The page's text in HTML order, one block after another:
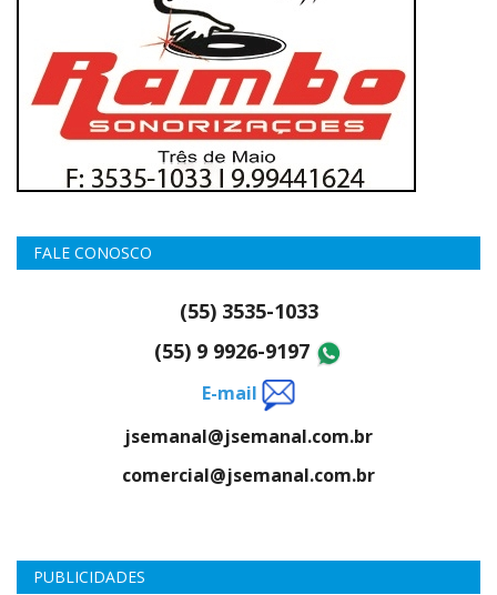
FALE CONOSCO
(55) 3535-1033
(55) 9 9926-9197
E-mail
jsemanal@jsemanal.com.br
comercial@jsemanal.com.br
PUBLICIDADES